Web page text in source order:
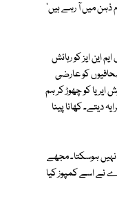
ذہن میں آ رہے ہیں'
این ایز کو رہائش
کو عارضی
کو چھوڑ کر ہم
دیتے۔ کھانا پینا
نہیں ہوسکتا۔ مجھے
نے اسے کمپوز کیا